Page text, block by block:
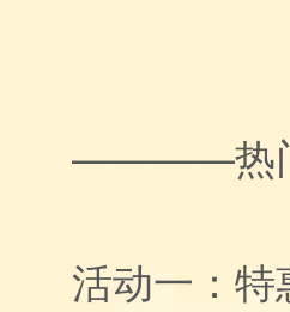
————热
活动一：特